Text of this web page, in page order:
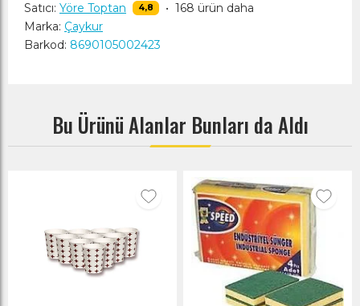
Satıcı: Yöre Toptan 4,8 • 168 ürün daha
Marka: Çaykur
Barkod: 8690105002423
Bu Ürünü Alanlar Bunları da Aldı